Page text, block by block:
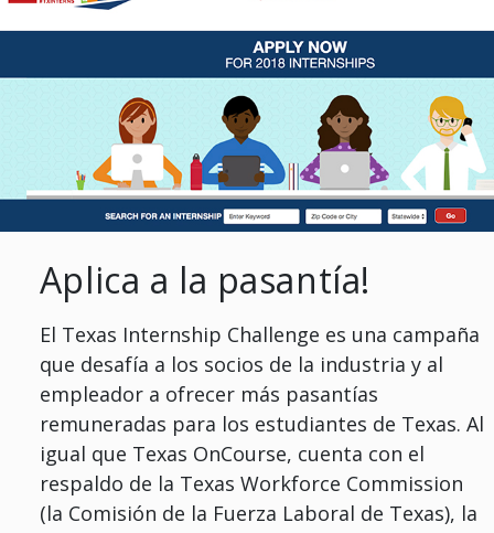
Aplica a la pasantía!
El Texas Internship Challenge es una campaña
que desafía a los socios de la industria y al
empleador a ofrecer más pasantías
remuneradas para los estudiantes de Texas. Al
igual que Texas OnCourse, cuenta con el
respaldo de la Texas Workforce Commission
(la Comisión de la Fuerza Laboral de Texas), la